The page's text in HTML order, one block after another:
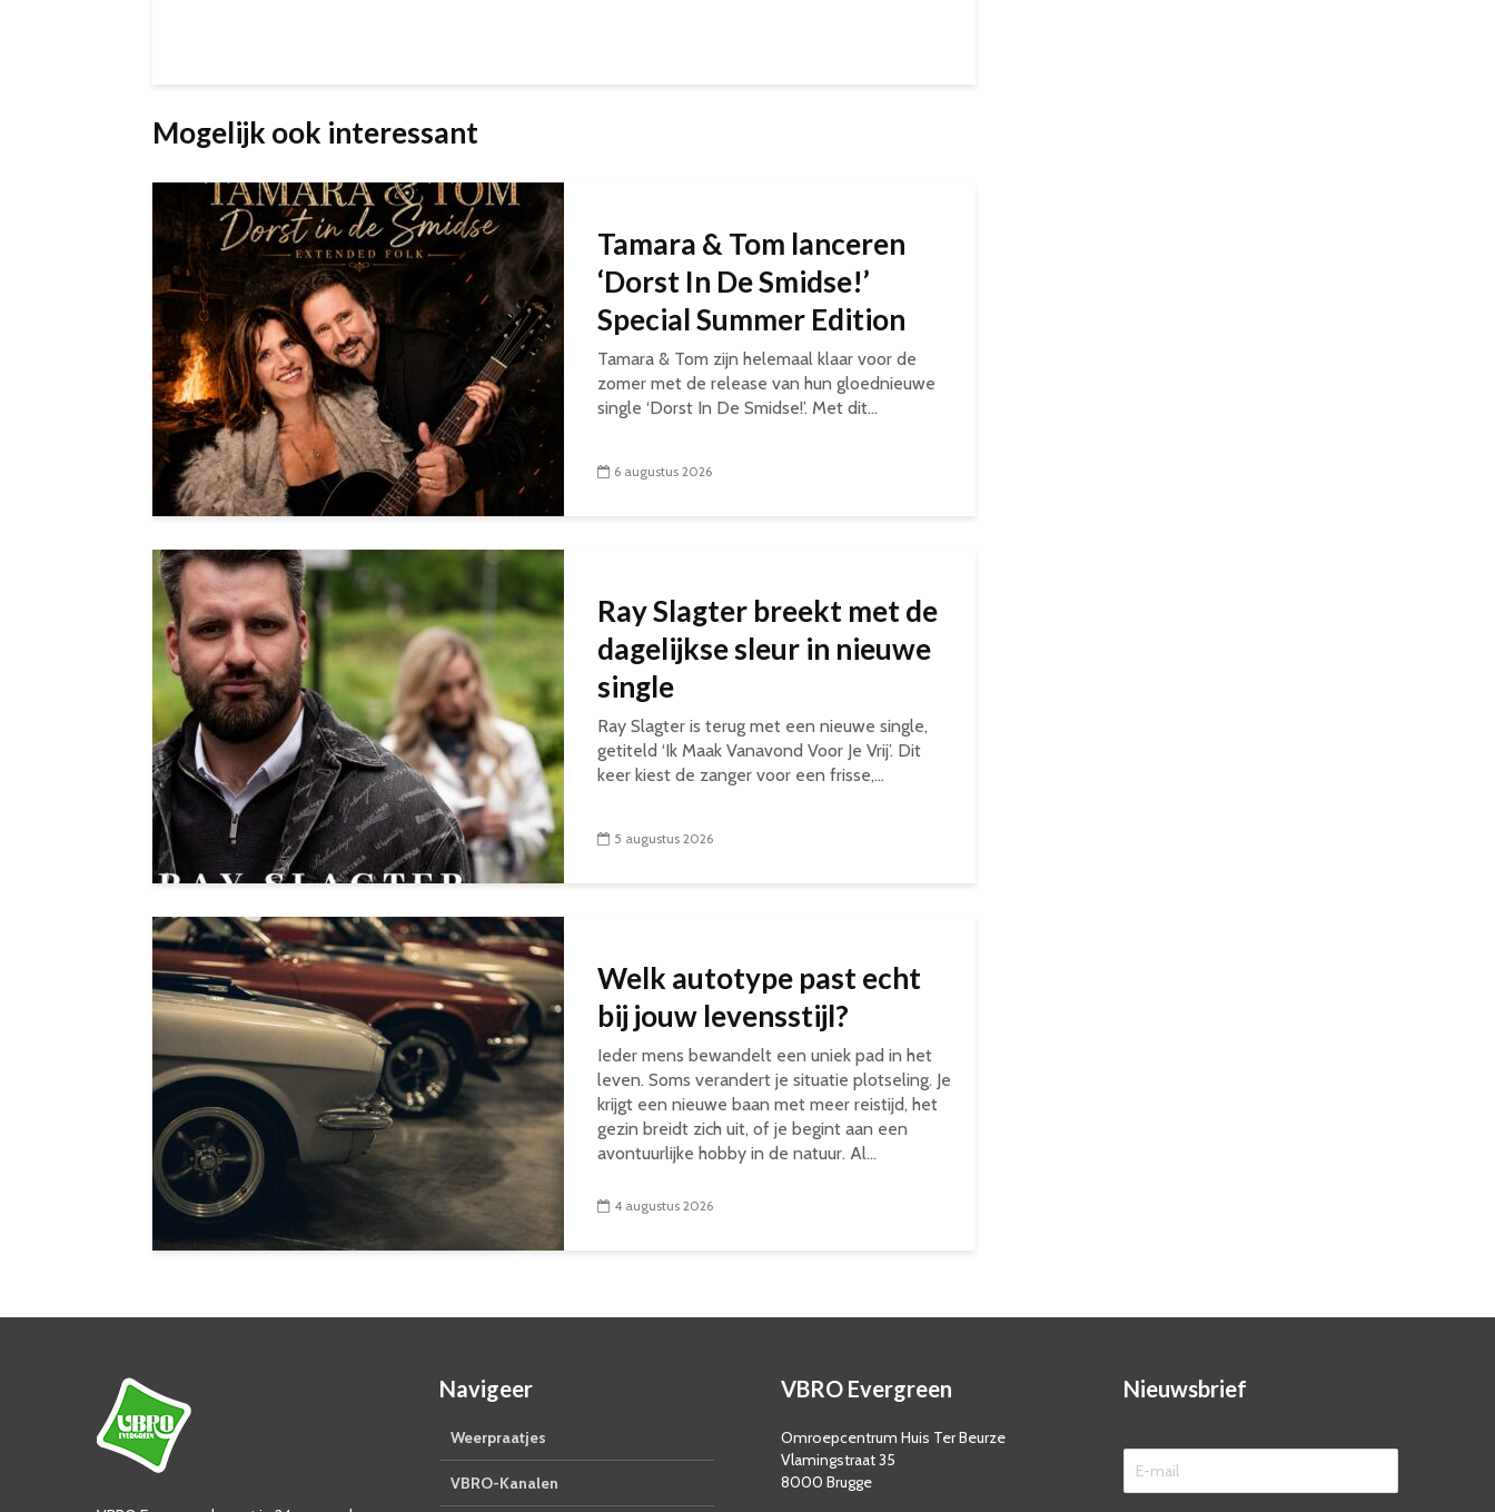
Mogelijk ook interessant
Tamara & Tom lanceren
‘Dorst In De Smidse!’
Special Summer Edition
Tamara & Tom zijn helemaal klaar voor de
zomer met de release van hun gloednieuwe
single ‘Dorst In De Smidse!’. Met dit...
6 augustus 2026
Ray Slagter breekt met de
dagelijkse sleur in nieuwe
single
Ray Slagter is terug met een nieuwe single,
getiteld ‘Ik Maak Vanavond Voor Je Vrij’. Dit
keer kiest de zanger voor een frisse,...
5 augustus 2026
Welk autotype past echt
bij jouw levensstijl?
Ieder mens bewandelt een uniek pad in het
leven. Soms verandert je situatie plotseling. Je
krijgt een nieuwe baan met meer reistijd, het
gezin breidt zich uit, of je begint aan een
avontuurlijke hobby in de natuur. Al...
4 augustus 2026
Navigeer
Weerpraatjes
VBRO-Kanalen
VBRO Evergreen
Omroepcentrum Huis Ter Beurze
Vlamingstraat 35
8000 Brugge
Nieuwsbrief